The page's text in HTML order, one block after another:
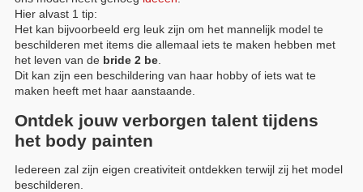
Hier alvast 1 tip:
Het kan bijvoorbeeld erg leuk zijn om het mannelijk model te
beschilderen met items die allemaal iets te maken hebben met
het leven van de bride 2 be
Dit kan zijn een beschildering van haar hobby of iets wat te
maken heeft met haar aanstaande.
Ontdek jouw verborgen talent tijdens
het body painten
Iedereen zal zijn eigen creativiteit ontdekken terwijl zij het model
beschilderen.